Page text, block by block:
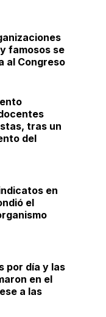
famosos se
al Congreso
tras un
del
en
el
por día y las
en el
a las